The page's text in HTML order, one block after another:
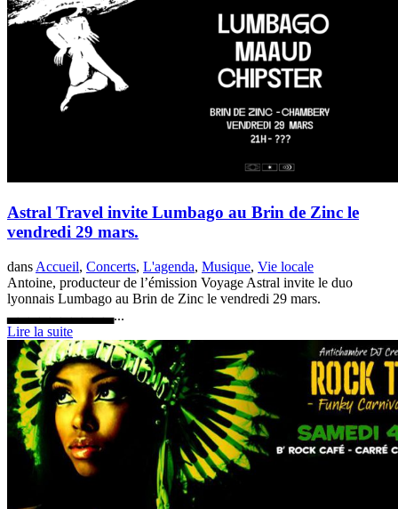
Astral Travel invite Lumbago au Brin de Zinc le
vendredi 29 mars.
dans Accueil, Concerts, L'agenda, Musique, Vie locale
Antoine, producteur de l’émission Voyage Astral invite le duo
lyonnais Lumbago au Brin de Zinc le vendredi 29 mars.
▃▃▃▃▃▃▃▃▃▃...
Lire la suite